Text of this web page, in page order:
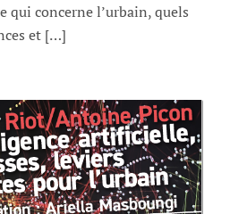
qui concerne l’urbain, quels
et […]